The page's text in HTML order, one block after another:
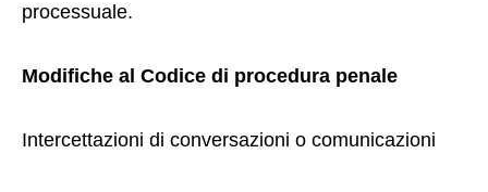
processuale.
Modifiche al Codice di procedura penale
Intercettazioni di conversazioni o comunicazioni